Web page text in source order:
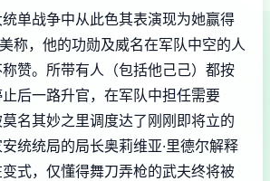
单战争中从此色其表演现为她赢得
称，他的功勋及威名在军队中空的人
赞。所带有人（包括他己己）都按
后一路升官，在军队中担任需要
名其妙之里调度达了刚刚即将立的
统统局的局长奥莉维亚·里德尔解释
式，仅懂得舞刀弄枪的武夫终将被